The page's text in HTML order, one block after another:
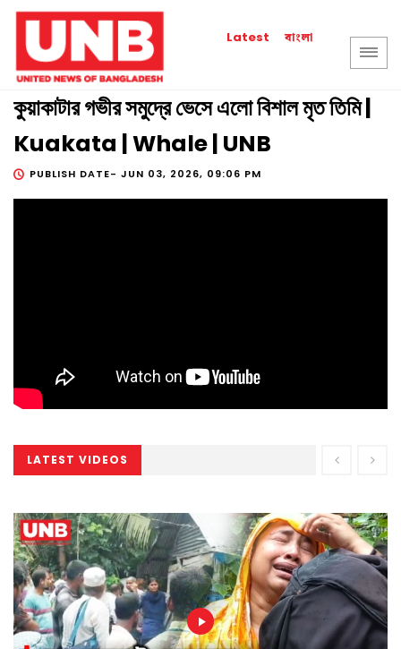
Latest বাংলা
কুয়াকাটার গভীর সমুদ্রে ভেসে এলো বিশাল মৃত তিমি |
Kuakata | Whale | UNB
PUBLISH DATE- JUN 03, 2026, 09:06 PM
LATEST VIDEOS